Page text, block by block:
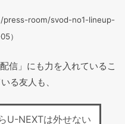
press-room/svod-no1-lineup-
）
信」にも力を入れているこ
る友人も、
U-NEXTは外せない